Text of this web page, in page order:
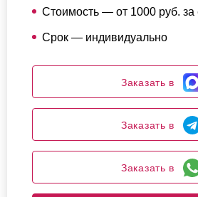
Стоимость — от 1000 руб. за
Срок — индивидуально
Заказать в
Заказать в
Заказать в